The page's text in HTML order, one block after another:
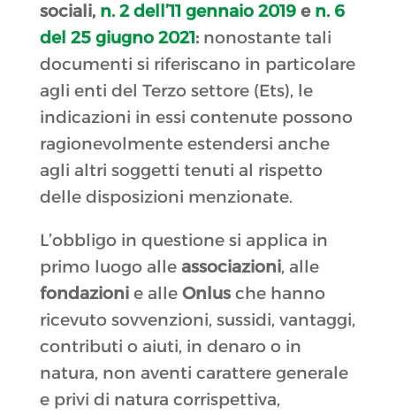
sociali, n. 2 dell’11 gennaio 2019e n. 6
del 25 giugno 2021: nonostante tali
documenti si riferiscano in particolare
agli enti del Terzo settore (Ets), le
indicazioni in essi contenute possono
ragionevolmente estendersi anche
agli altri soggetti tenuti al rispetto
delle disposizioni menzionate.
L’obbligo in questione si applica in
primo luogo alle associazioni, alle
fondazionie alle Onlusche hanno
ricevuto sovvenzioni, sussidi, vantaggi,
contributi o aiuti, in denaro o in
natura, non aventi carattere generale
e privi di natura corrispettiva,